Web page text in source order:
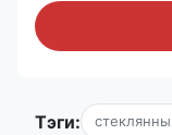
Тэги: